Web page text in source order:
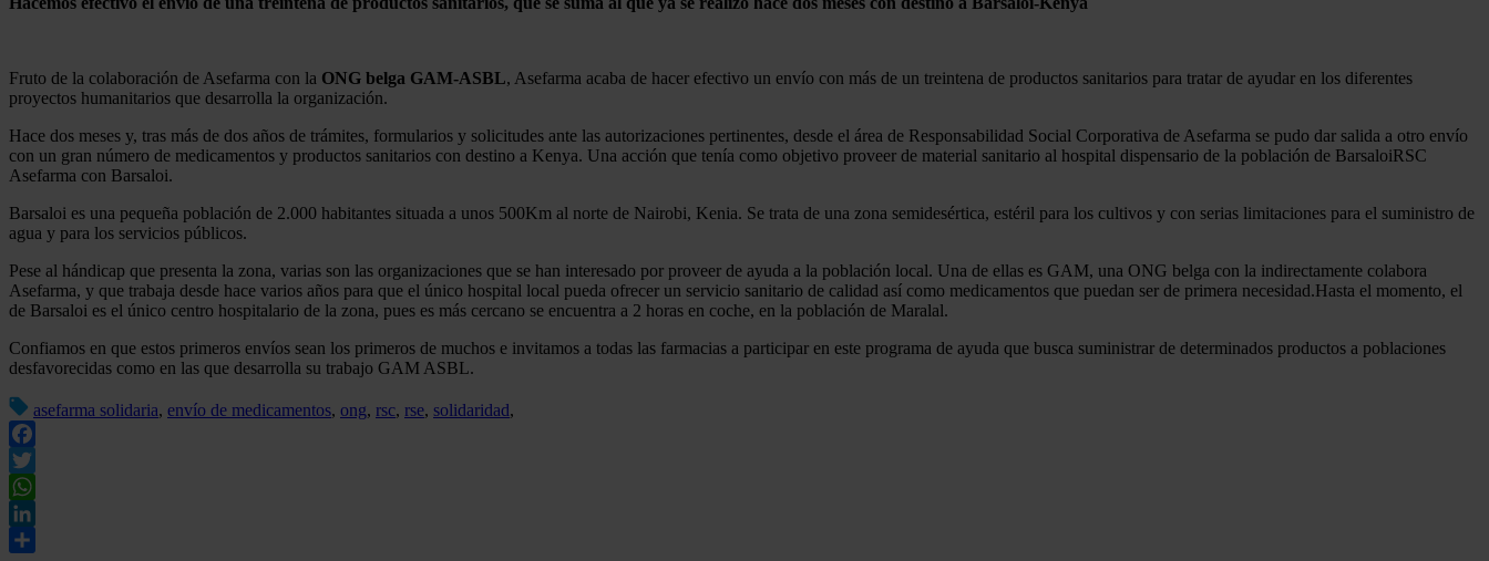
Fruto de la colaboración de Asefarma con la ONG belga GAM-ASBL, Asefarma acaba de hacer efectivo un envío con más de un treintena de productos sanitarios para tratar de ayudar en los diferentes
proyectos humanitarios que desarrolla la organización.
Hace dos meses y, tras más de dos años de trámites, formularios y solicitudes ante las autorizaciones pertinentes, desde el área de Responsabilidad Social Corporativa de Asefarma se pudo dar salida a otro envío
con un gran número de medicamentos y productos sanitarios con destino a Kenya. Una acción que tenía como objetivo proveer de material sanitario al hospital dispensario de la población de BarsaloiRSC
Asefarma con Barsaloi.
Barsaloi es una pequeña población de 2.000 habitantes situada a unos 500Km al norte de Nairobi, Kenia. Se trata de una zona semidesértica, estéril para los cultivos y con serias limitaciones para el suministro de
agua y para los servicios públicos.
Pese al hándicap que presenta la zona, varias son las organizaciones que se han interesado por proveer de ayuda a la población local. Una de ellas es GAM, una ONG belga con la indirectamente colabora
Asefarma, y que trabaja desde hace varios años para que el único hospital local pueda ofrecer un servicio sanitario de calidad así como medicamentos que puedan ser de primera necesidad.Hasta el momento, el
de Barsaloi es el único centro hospitalario de la zona, pues es más cercano se encuentra a 2 horas en coche, en la población de Maralal.
Confiamos en que estos primeros envíos sean los primeros de muchos e invitamos a todas las farmacias a participar en este programa de ayuda que busca suministrar de determinados productos a poblaciones
desfavorecidas como en las que desarrolla su trabajo GAM ASBL.
asefarma solidaria, envío de medicamentos, ong, rsc, rse, solidaridad,
Facebook
Twitter
WhatsApp
LinkedIn